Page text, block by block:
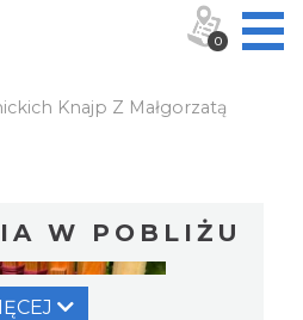
Knajp Z Małgorzatą
W POBLIŻU
0